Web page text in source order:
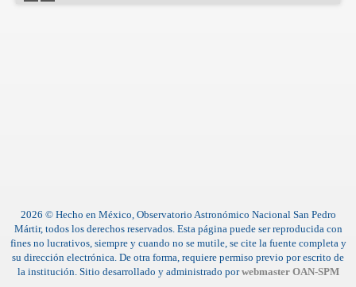
2026 © Hecho en México, Observatorio Astronómico Nacional San Pedro
Mártir, todos los derechos reservados. Esta página puede ser reproducida con
fines no lucrativos, siempre y cuando no se mutile, se cite la fuente completa y
su dirección electrónica. De otra forma, requiere permiso previo por escrito de
la institución. Sitio desarrollado y administrado porwebmaster OAN-SPM